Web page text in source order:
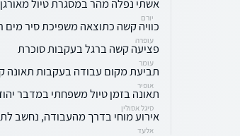
אשתי נפלה מהר במסגרת טיול מאורגן
יורם
כוויה קשה כתוצאה משפיכת סיר מים
עופרה
פציעה קשה ברגל בעקבות סוכרת
עומר
תביעת מקום עבודה בעקבות תאונה
אופיר
תאונה בזמן טיול משפחתי במדבר
סיגל אסולין
אירוע מוחי בדרך מהעבודה, נחשב
אלעד